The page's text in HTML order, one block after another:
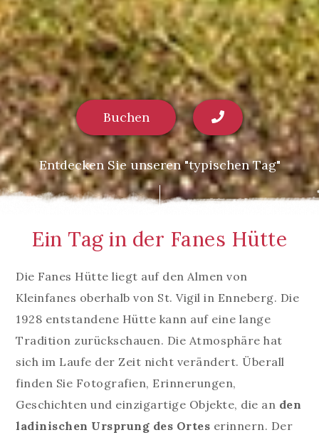
Entdecken Sie unseren "typischen Tag"
Buchen
Ein Tag in der Fanes Hütte
Die Fanes Hütte liegt auf den Almen von
Kleinfanes oberhalb von St. Vigil in Enneberg. Die
1928 entstandene Hütte kann auf eine lange
Tradition zurückschauen. Die Atmosphäre hat
sich im Laufe der Zeit nicht verändert. Überall
finden Sie Fotografien, Erinnerungen,
Geschichten und einzigartige Objekte, die an den
ladinischen Ursprung des Ortes erinnern. Der